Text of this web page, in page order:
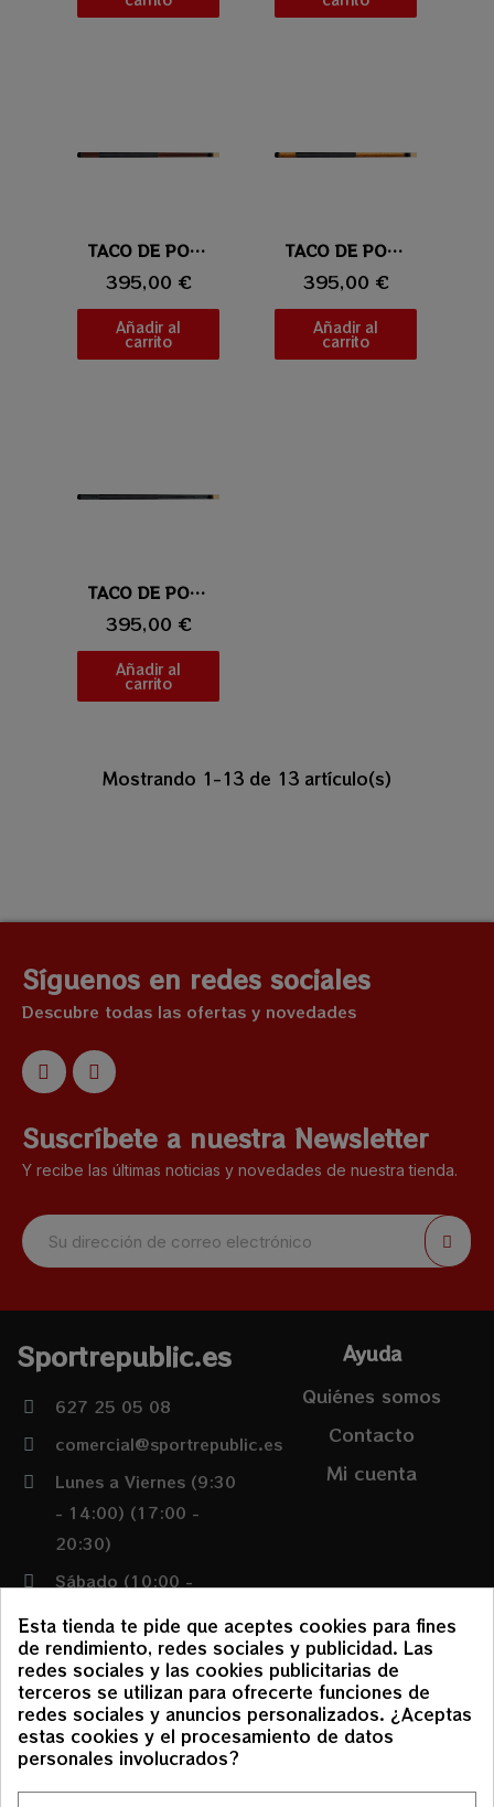
Vista rápidaTACO DE POOL UNIVERSAL 114-3
395,00 €
Añadir al
carrito
Vista rápidaTACO DE POOL UNIVERSAL 114-2
395,00 €
Añadir al
carrito
Vista rápidaTACO DE POOL UNIVERSAL 114-1
395,00 €
Añadir al
carrito
Mostrando 1-13 de 13 artículo(s)
Síguenos en redes sociales
Descubre todas las ofertas y novedades
Suscríbete a nuestra Newsletter
Y recibe las últimas noticias y novedades de nuestra tienda.
Sportrepublic.es
627 25 05 08
comercial@sportrepublic.es
Lunes a Viernes (9:30
- 14:00) (17:00 -
20:30)
Sábado (10:00 -
Ayuda
Quiénes somos
Contacto
Mi cuenta
Condiciones
Política de envíos y
devoluciones
Esta tienda te pide que aceptes cookies para fines
de rendimiento, redes sociales y publicidad. Las
redes sociales y las cookies publicitarias de
terceros se utilizan para ofrecerte funciones de
redes sociales y anuncios personalizados. ¿Aceptas
estas cookies y el procesamiento de datos
personales involucrados?